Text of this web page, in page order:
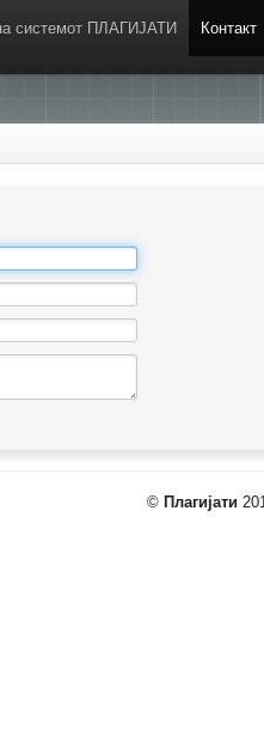
системот ПЛАГИЈАТИ Контакт
© Плагијати